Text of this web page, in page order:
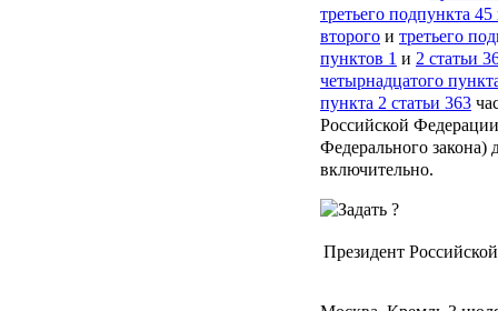
третьего подпункта
второго и третьего
пунктов 1 и 2 статьи
четырнадцатого
пункта 2 статьи 363
Российской
Федерального закона)
включительно.
Президент